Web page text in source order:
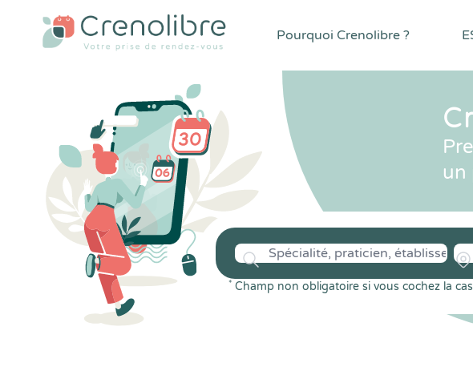
Pourquoi Crenolibre ?
un
* Champ non obligatoire si vous cochez la